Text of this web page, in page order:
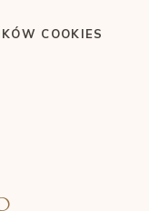
COOKIES